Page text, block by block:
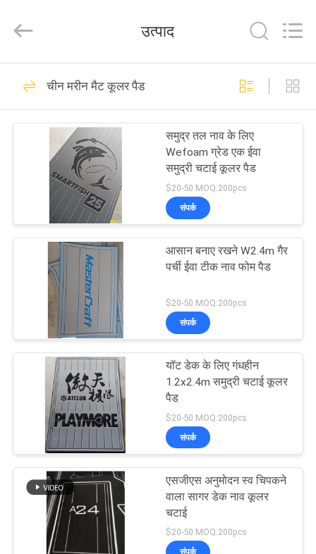
उत्पादों
बारे
कारखाना
नियंत्रण
संपर्क
करें
समाचार
trading
Co.,Ltd.
Reserved.
ईवा फोम नाव अलंकार
शीट
20
ईवा मरीन फोम शीट्स
18
ईवा फोम टीक शीट
18
उत्पाद
चीन मरीन मैट कूलर पैड
समुद्र तल नाव के लिए
Wefoam ग्रेड एक ईवा
समुद्री चटाई कूलर पैड
$20-50 MOQ:200pcs
संपर्क
आसान बनाए रखने W2.4m गैर
पर्ची ईवा टीक नाव फोम पैड
$20-50 MOQ:200pcs
संपर्क
यॉट डेक के लिए गंधहीन
1.2x2.4m समुद्री चटाई कूलर
पैड
$20-50 MOQ:200pcs
संपर्क
एसजीएस अनुमोदन स्व चिपकने
वाला सागर डेक नाव कूलर
चटाई
$20-50 MOQ:200pcs